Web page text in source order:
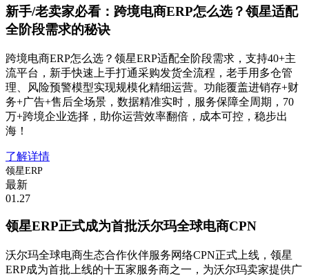
新手/老卖家必看：跨境电商ERP怎么选？领星适配
全阶段需求的秘诀
跨境电商ERP怎么选？领星ERP适配全阶段需求，支持40+主
流平台，新手快速上手打通采购发货全流程，老手用多仓管
理、风险预警模型实现规模化精细运营。功能覆盖进销存+财
务+广告+售后全场景，数据精准实时，服务保障全周期，70
万+跨境企业选择，助你运营效率翻倍，成本可控，稳步出
海！
了解详情
领星ERP
最新
01.27
领星ERP正式成为首批沃尔玛全球电商CPN
沃尔玛全球电商生态合作伙伴服务网络CPN正式上线，领星
ERP成为首批上线的十五家服务商之一，为沃尔玛卖家提供广